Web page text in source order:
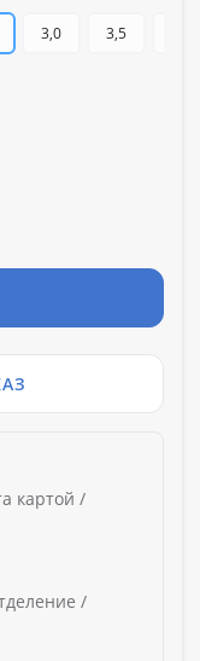
3,0 3,5
картой /
/